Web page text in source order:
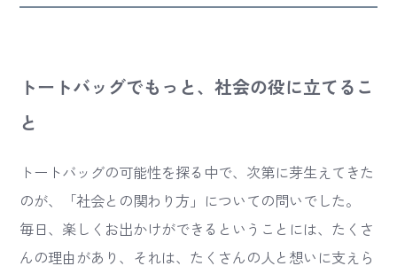
トートバッグでもっと、社会の役に立てるこ
と
トートバッグの可能性を探る中で、次第に芽生えてきた
のが、「社会との関わり方」についての問いでした。
毎日、楽しくお出かけができるということには、たくさ
んの理由があり、それは、たくさんの人と想いに支えら